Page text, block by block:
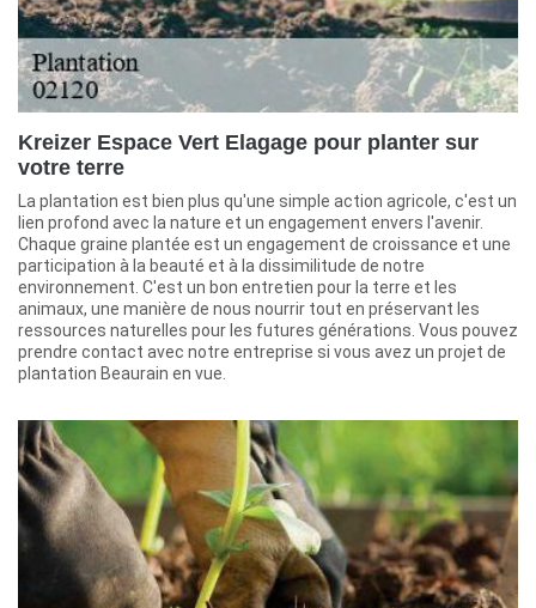
Kreizer Espace Vert Elagage pour planter sur
votre terre
La plantation est bien plus qu'une simple action agricole, c'est un
lien profond avec la nature et un engagement envers l'avenir.
Chaque graine plantée est un engagement de croissance et une
participation à la beauté et à la dissimilitude de notre
environnement. C'est un bon entretien pour la terre et les
animaux, une manière de nous nourrir tout en préservant les
ressources naturelles pour les futures générations. Vous pouvez
prendre contact avec notre entreprise si vous avez un projet de
plantation Beaurain en vue.